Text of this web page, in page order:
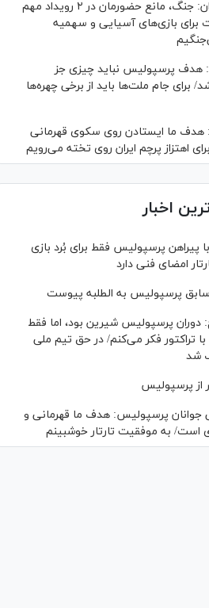
گل‌خندان: جنگ، مانع حضورمان در ۲ رویداد مهم
برای بازی‌های آسیایی و سهمیه
هدف پرسپولیس نباید چیزی جز
برای جام ملت‌ها باید از برخی چهره‌ها
هدف ما ایستادن روی سکوی قهرمانی
اهتزاز پرچم ایران روی تخته می‌رویم
اخبار
پیراهن پرسپولیس فقط برای بُرد بازی
امضای فنی دارد
پرسپولیس به الطلبه پیوست
دوران پرسپولیس شیرین بود، اما فقط
با تراکتور فکر می‌کنم/ در حق تیم ملی
شد
از پرسپولیس
جوانان پرسپولیس: هدف ما قهرمانی و
است/ به موفقیت تارتار خوشبینم